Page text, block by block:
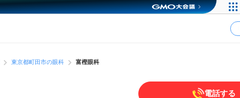
東京都町田市の眼科 富樫眼科
電話する